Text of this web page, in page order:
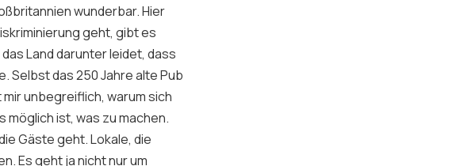
wunderbar. Hier
geht, gibt es
Land darunter leidet, dass
Selbst das 250 Jahre alte Pub
unbegreiflich, warum sich
ist, was zu machen.
Gäste geht. Lokale, die
Es geht ja nicht nur um